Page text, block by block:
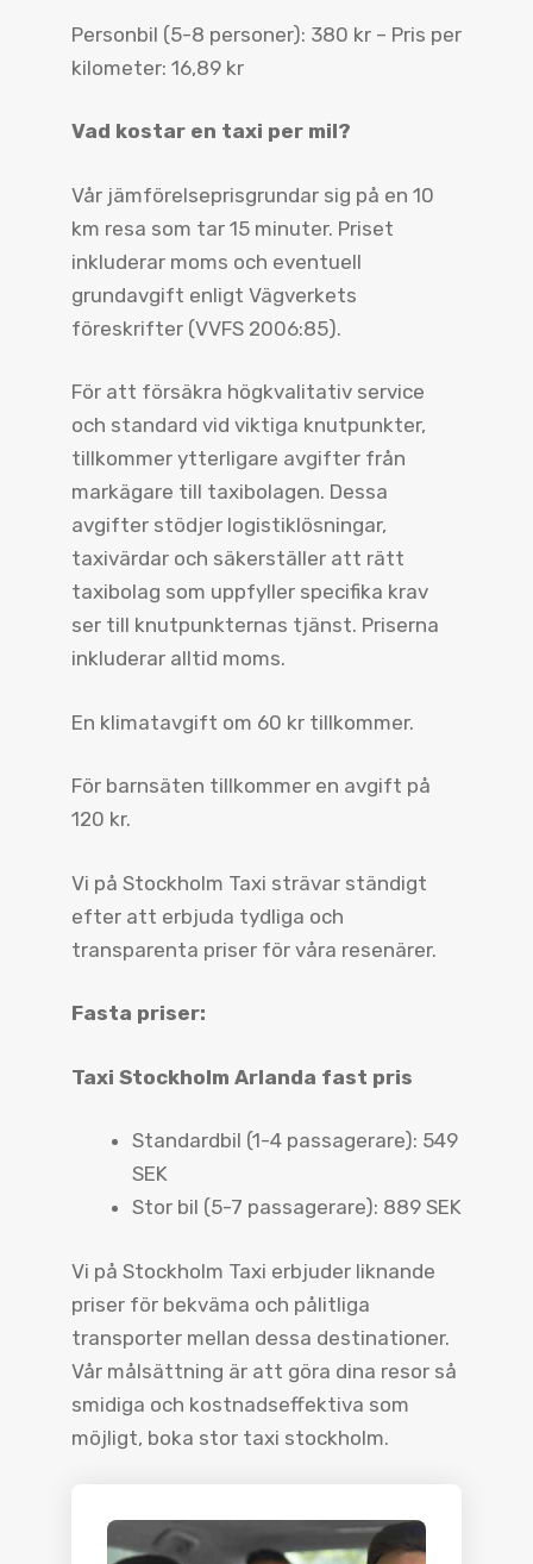
Personbil (5-8 personer): 380 kr – Pris per
kilometer: 16,89 kr
Vad kostar en taxi per mil?
Vår jämförelseprisgrundar sig på en 10
km resa som tar 15 minuter. Priset
inkluderar moms och eventuell
grundavgift enligt Vägverkets
föreskrifter (VVFS 2006:85).
För att försäkra högkvalitativ service
och standard vid viktiga knutpunkter,
tillkommer ytterligare avgifter från
markägare till taxibolagen. Dessa
avgifter stödjer logistiklösningar,
taxivärdar och säkerställer att rätt
taxibolag som uppfyller specifika krav
ser till knutpunkternas tjänst. Priserna
inkluderar alltid moms.
En klimatavgift om 60 kr tillkommer.
För barnsäten tillkommer en avgift på
120 kr.
Vi på Stockholm Taxi strävar ständigt
efter att erbjuda tydliga och
transparenta priser för våra resenärer.
Fasta priser:
Taxi Stockholm Arlanda fast pris
Standardbil (1-4 passagerare): 549
SEK
Stor bil (5-7 passagerare): 889 SEK
Vi på Stockholm Taxi erbjuder liknande
priser för bekväma och pålitliga
transporter mellan dessa destinationer.
Vår målsättning är att göra dina resor så
smidiga och kostnadseffektiva som
möjligt, boka stor taxi stockholm.